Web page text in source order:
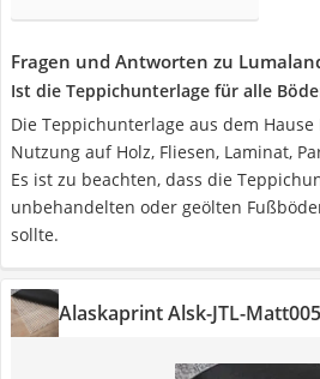
Fragen und Antworten zu
Ist die Teppichunterlage für alle
Die Teppichunterlage aus dem
Nutzung auf Holz, Fliesen, Laminat,
Es ist zu beachten, dass die
unbehandelten oder geölten
sollte.
Alaskaprint Alsk-JTL-Matt005